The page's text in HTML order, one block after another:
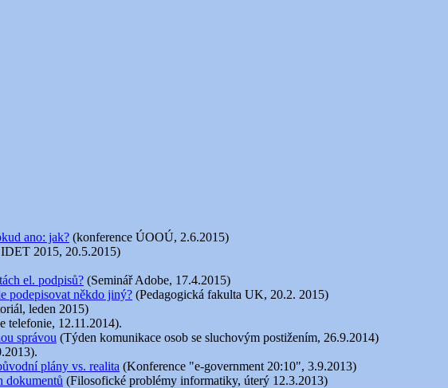
ano: jak? (konference ÚOOÚ, 2.6.2015)
2015, 20.5.2015)
el. podpisů? (Seminář Adobe, 17.4.2015)
podepisovat někdo jiný? (Pedagogická fakulta UK, 20.2. 2015)
leden 2015)
telefonie, 12.11.2014).
správou (Týden komunikace osob se sluchovým postižením, 26.9.2014)
plány vs. realita (Konference "e-government 20:10", 3.9.2013)
dokumentů (Filosofické problémy informatiky, úterý 12.3.2013)